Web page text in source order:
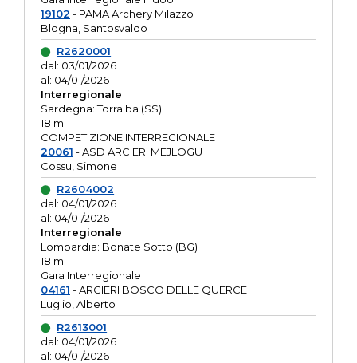
19102 - PAMA Archery Milazzo
Blogna, Santosvaldo
R2620001
dal: 03/01/2026
al: 04/01/2026
Interregionale
Sardegna: Torralba (SS)
18 m
COMPETIZIONE INTERREGIONALE
20061 - ASD ARCIERI MEJLOGU
Cossu, Simone
R2604002
dal: 04/01/2026
al: 04/01/2026
Interregionale
Lombardia: Bonate Sotto (BG)
18 m
Gara Interregionale
04161 - ARCIERI BOSCO DELLE QUERCE
Luglio, Alberto
R2613001
dal: 04/01/2026
al: 04/01/2026